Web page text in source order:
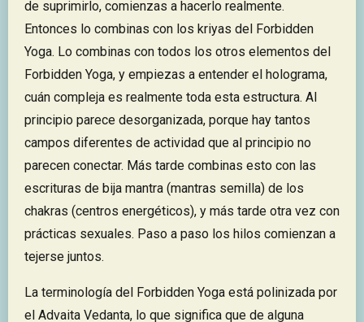
de suprimirlo, comienzas a hacerlo realmente.
Entonces lo combinas con los kriyas del Forbidden
Yoga. Lo combinas con todos los otros elementos del
Forbidden Yoga, y empiezas a entender el holograma,
cuán compleja es realmente toda esta estructura. Al
principio parece desorganizada, porque hay tantos
campos diferentes de actividad que al principio no
parecen conectar. Más tarde combinas esto con las
escrituras de bija mantra (mantras semilla) de los
chakras (centros energéticos), y más tarde otra vez con
prácticas sexuales. Paso a paso los hilos comienzan a
tejerse juntos.
La terminología del Forbidden Yoga está polinizada por
el Advaita Vedanta, lo que significa que de alguna